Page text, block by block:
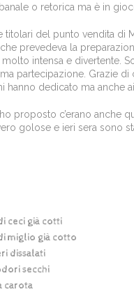
o retorica ma è in
titolari del punto vendita di
prevedeva la
molto intensa e divertente.
partecipazione. Grazie di
hanno dedicato ma anche
proposto c’erano anche
golose e ieri sera sono
ceci già cotti
miglio già cotto
dissalati
secchi
carota